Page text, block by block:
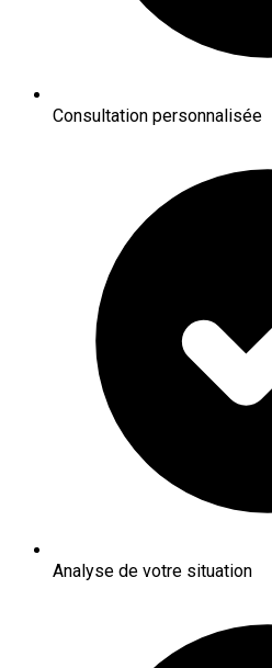
Consultation personnalisée
Analyse de votre situation